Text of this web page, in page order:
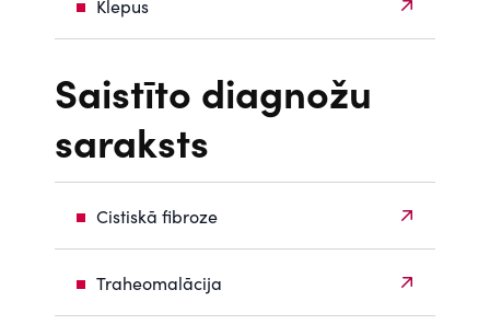
Klepus
Saistīto diagnožu
saraksts
Cistiskā fibroze
Traheomalācija